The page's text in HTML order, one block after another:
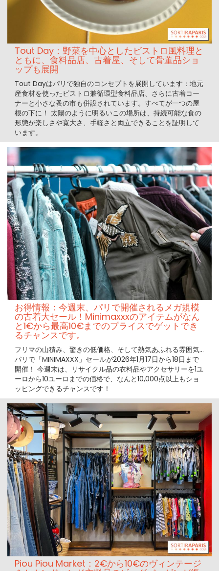
Tout Day：野菜を中心としたビストロ風料理と
ともに、食料品店、古着屋、そして骨董品ショ
ップも展開
Tout Dayはパリで独自のコンセプトを展開しています：地元
産食材を使ったビストロ兼循環型食料品店、さらに古着コー
ナーと小さな蚤の市も併設されています。すべてが一つの屋
根の下に！ 太陽のように明るいこの場所は、持続可能な食の
形態が楽しさや寛大さ、手軽さと両立できることを証明して
います。
お得情報：今週末、パリで開催されるメガ規模
の古着大セール！Minimaxxxのアイテムがなん
と1€から最高10€までのプライスでゲットでき
るチャンスです。
フリマの山積み、驚きの低価格、そして熱気あふれる雰囲気…
パリで「MINIMAXXX」セールが2026年1月17日から18日まで
開催！ 今週末は、リサイクル品の衣料品やアクセサリーを1ユ
ーロから10ユーロまでの価格で、なんと10,000点以上もショ
ッピングできるチャンスです！
Piou Piou Market：2€から10€のヴィンテージ